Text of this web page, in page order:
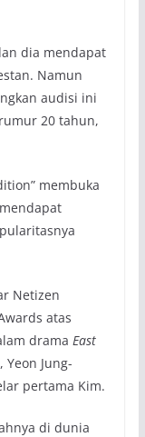
dia mendapat
Namun
audisi ini
20 tahun,
membuka
Netizen
atas
drama East
Jung-
pertama Kim.
di dunia